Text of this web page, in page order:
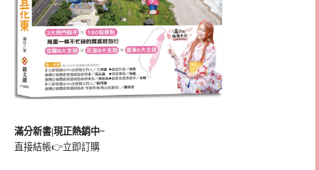
滿分新書|現正熱銷中~
直接結帳👉立即訂購